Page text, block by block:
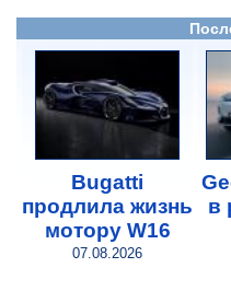
Bugatti
продлила жизнь
мотору W16
07.08.2026
в